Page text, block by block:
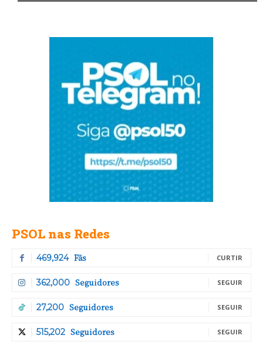
PSOL nas Redes
469,924 Fãs CURTIR
362,000 Seguidores SEGUIR
27,200 Seguidores SEGUIR
515,202 Seguidores SEGUIR